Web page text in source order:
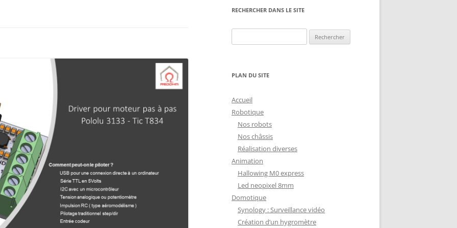
RECONNAISSANCE VOCALE
ROGUE ROBOTICS LECTURE MP3
ECRAN 4DSYSTEMS
ECRAN NEXTION
FONCTIONNEMENT D’UN BOUTON
POUSSOIR
DRIVER MOTEUR PAS À PAS
SERVOMOTEUR DYNAMIXEL SERVO XM430-W350
CARTE DIMENSION ENGINEERING
LE LANGAGE POUR PROCESSING
ARDUINO : PROGRAMMER AVEC
NOS RÉALISATIONS EN 3D
IMPRESSION 3D DU NET
RECHERCHER DANS LE SITE
PLAN DU SITE
Accueil
Robotique
Nos robots
Nos châssis
Réalisation diverses
Animation
Hallowing M0 express
Led neopixel 8mm
Domotique
Synology : Surveillance vidéo
Création d’un hygromètre